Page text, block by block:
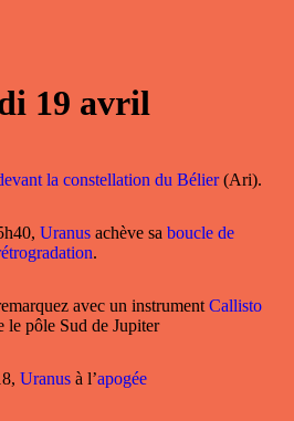
19 avril
la constellation du Bélier(Ari).
Uranus achève sa boucle de
.
avec un instrument Callisto
le pôle Sud de Jupiter
Uranus à l’apogée